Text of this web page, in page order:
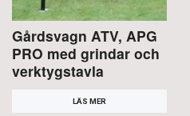
Gårdsvagn ATV, APG
PRO med grindar och
verktygstavla
LÄS MER